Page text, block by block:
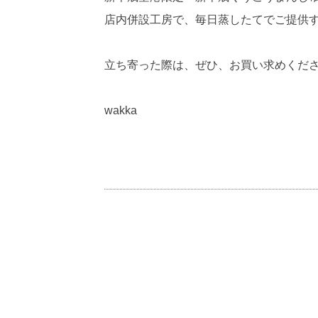
店内併設工房で、毎日蒸したてでご提供
立ち寄った際は、ぜひ、お買い求めくだ
wakka